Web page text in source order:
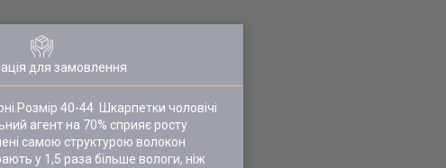
для замовлення
40-44 Шкарпетки чоловічі
агент на 70% сприяє росту
самою структурою волокон
у 1,5 раза більше вологи, ніж